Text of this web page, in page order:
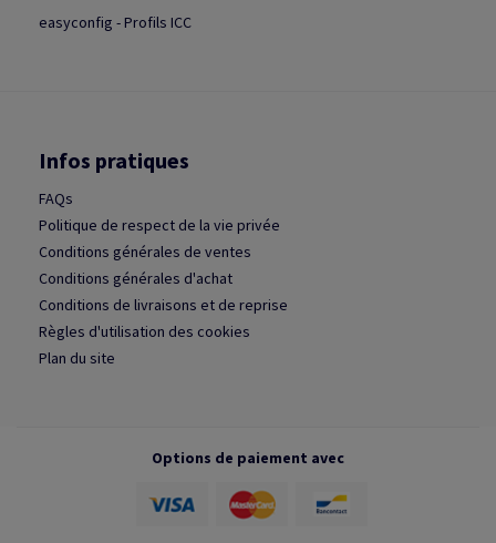
easyconfig - Profils ICC
Infos pratiques
FAQs
Politique de respect de la vie privée
Conditions générales de ventes
Conditions générales d'achat
Conditions de livraisons et de reprise
Règles d'utilisation des cookies
Plan du site
Options de paiement avec